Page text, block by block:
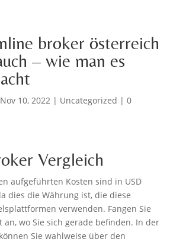
broker österreich
– wie man es
Nov 10, 2022| Uncategorized | 0
Vergleich
aufgeführten Kosten sind in USD
dies die Währung ist, die diese
verwenden. Fangen Sie
an, wo Sie sich gerade befinden. In der
Sie wahlweise über den